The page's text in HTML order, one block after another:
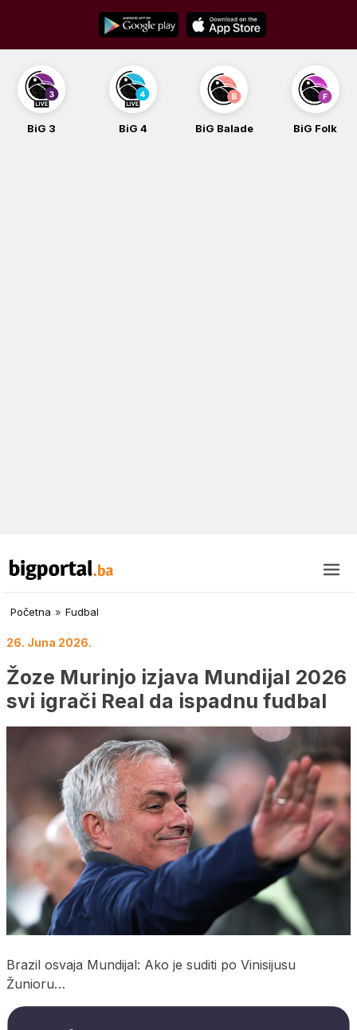
content
BiG 4 BiG Balade BiG Folk BiG iG
Početna » Fudbal
26. Juna 2026.
Žoze Murinjo izjava Mundijal 2026
svi igrači Real da ispadnu fudbal
Brazil osvaja Mundijal: Ako je suditi po Vinisijusu
Žunioru…